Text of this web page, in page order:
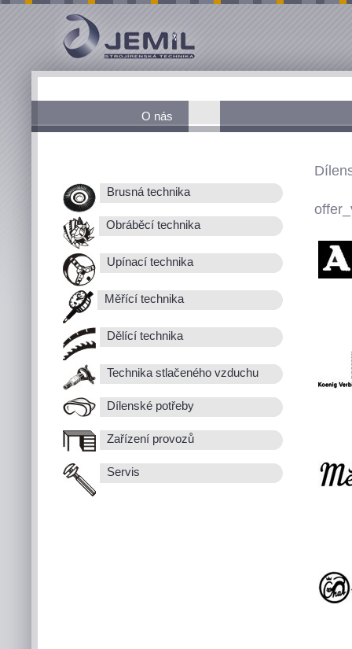
O nás
Brusná technika
Obráběcí technika
Upínací technika
Měřící technika
Dělící technika
Technika stlačeného vzduchu
Dílenské potřeby
Zařízení provozů
Servis